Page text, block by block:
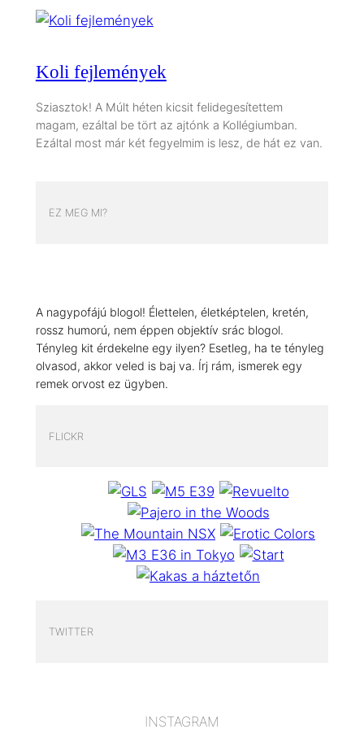
Koli fejlemények
Sziasztok! A Múlt héten kicsit felidegesítettem
magam, ezáltal be tört az ajtónk a Kollégiumban.
Ezáltal most már két fegyelmim is lesz, de hát ez van.
EZ MEG MI?
A nagypofájú blogol! Élettelen, életképtelen, kretén,
rossz humorú, nem éppen objektív srác blogol.
Tényleg kit érdekelne egy ilyen? Esetleg, ha te tényleg
olvasod, akkor veled is baj va. Írj rám, ismerek egy
remek orvost ez ügyben.
FLICKR
TWITTER
INSTAGRAM